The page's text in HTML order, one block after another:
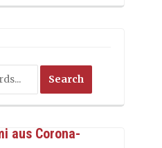
aus Corona-